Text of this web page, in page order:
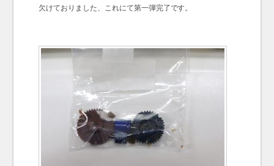
欠けておりました、これにて第一弾完了です。